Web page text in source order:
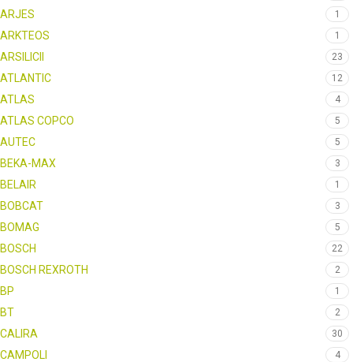
ARJES 1
ARKTEOS 1
ARSILICII 23
ATLANTIC 12
ATLAS 4
ATLAS COPCO 5
AUTEC 5
BEKA-MAX 3
BELAIR 1
BOBCAT 3
BOMAG 5
BOSCH 22
BOSCH REXROTH 2
BP 1
BT 2
CALIRA 30
CAMPOLI 4